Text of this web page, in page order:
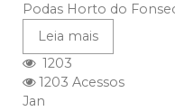
Podas Horto do
Leia mais
1203
1203 Acessos
Jan